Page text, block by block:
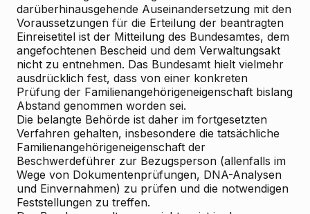
darüberhinausgehende Auseinandersetzung mit den
Voraussetzungen für die Erteilung der beantragten
Einreisetitel ist der Mitteilung des Bundesamtes, dem
angefochtenen Bescheid und dem Verwaltungsakt
nicht zu entnehmen. Das Bundesamt hielt vielmehr
ausdrücklich fest, dass von einer konkreten
Prüfung der Familienangehörigeneigenschaft bislang
Abstand genommen worden sei.
Die belangte Behörde ist daher im fortgesetzten
Verfahren gehalten, insbesondere die tatsächliche
Familienangehörigeneigenschaft der
Beschwerdeführer zur Bezugsperson (allenfalls im
Wege von Dokumentenprüfungen, DNA-Analysen
und Einvernahmen) zu prüfen und die notwendigen
Feststellungen zu treffen.